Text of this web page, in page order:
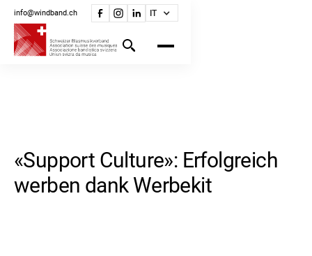
info@windband.ch IT
«Support Culture»: Erfolgreich
werben dank Werbekit